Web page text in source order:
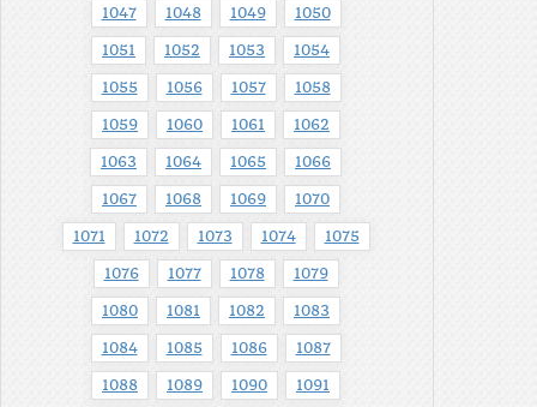
1047 1048 1049 1050
1051 1052 1053 1054
1055 1056 1057 1058
1059 1060 1061 1062
1063 1064 1065 1066
1067 1068 1069 1070
1071 1072 1073 1074 1075
1076 1077 1078 1079
1080 1081 1082 1083
1084 1085 1086 1087
1088 1089 1090 1091